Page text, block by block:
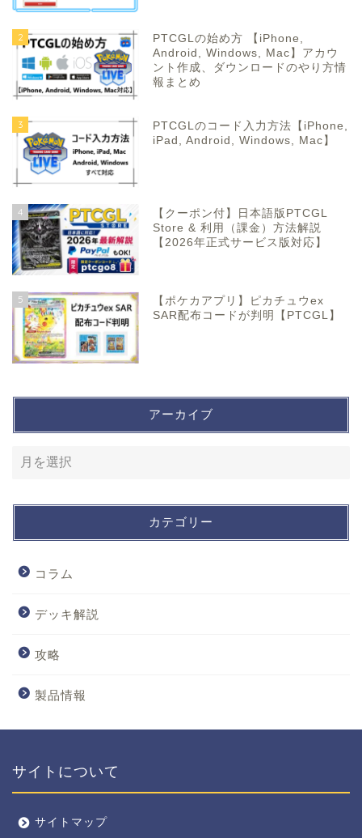
2
PTCGLの始め方 【iPhone,
Android, Windows, Mac】アカウ
ント作成、ダウンロードのやり方情
報まとめ
3
PTCGLのコード入力方法【iPhone,
iPad, Android, Windows, Mac】
4
【クーポン付】日本語版PTCGL
Store & 利用（課金）方法解説
【2026年正式サービス版対応】
5
【ポケカアプリ】ピカチュウex
SAR配布コードが判明【PTCGL】
アーカイブ
カテゴリー
コラム
デッキ解説
攻略
製品情報
サイトについて
サイトマップ